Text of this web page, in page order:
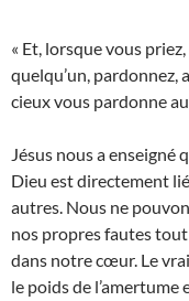
« Et, lorsque vous
quelqu’un, pardonnez,
cieux vous pardonne
Jésus nous a enseigné
Dieu est directement
autres. Nous ne
nos propres fautes
dans notre cœur. Le
le poids de l’amertume